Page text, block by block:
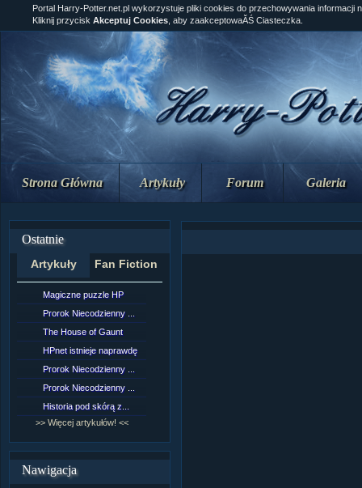
Strona Główna Artykuły Forum Galeria
Ostatnie
Artykuły Fan Fiction
Magiczne puzzle HP
Prorok Niecodzienny ...
The House of Gaunt
HPnet istnieje naprawdę
Prorok Niecodzienny ...
Prorok Niecodzienny ...
Historia pod skórą z...
>> Więcej artykułów! <<
Nawigacja
Portal Harry-Potter.net.pl wykorzystuje pliki cookies do przechowywania informacji
Kliknij przycisk Akceptuj Cookies , aby zaakceptowaĂŚ Ciasteczka.